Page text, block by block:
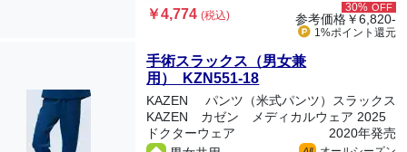
￥4,774(税込)
30% OFF
参考価格￥6,820-
1%ポイント 還元
手術スラックス（男女兼
用） KZN551-18
KAZEN
パンツ（米式パンツ）スラックス
KAZEN カゼン メディカルウェア 2025
ドクターウェア
2020年発売